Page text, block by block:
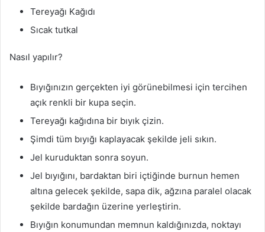
Tereyağı Kağıdı
Sıcak tutkal
Nasıl yapılır?
Bıyığınızın gerçekten iyi görünebilmesi için tercihen
açık renkli bir kupa seçin.
Tereyağı kağıdına bir bıyık çizin.
Şimdi tüm bıyığı kaplayacak şekilde jeli sıkın.
Jel kuruduktan sonra soyun.
Jel bıyığını, bardaktan biri içtiğinde burnun hemen
altına gelecek şekilde, sapa dik, ağzına paralel olacak
şekilde bardağın üzerine yerleştirin.
Bıyığın konumundan memnun kaldığınızda, noktayı